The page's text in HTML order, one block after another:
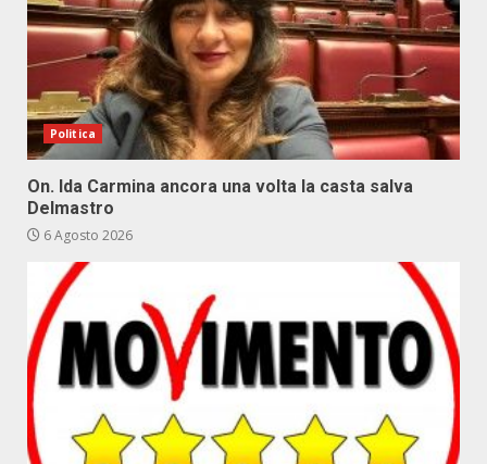
Politica
On. Ida Carmina ancora una volta la casta salva
Delmastro
6 Agosto 2026